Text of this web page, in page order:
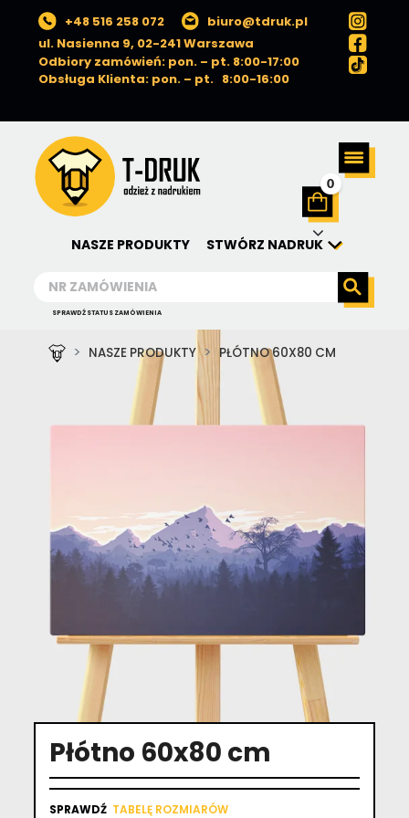
+48 516 258 072
biuro@tdruk.pl
ul. Nasienna 9, 02-241 Warszawa
Odbiory zamówień: pon. – pt. 8:00-17:00
Obsługa Klienta: pon. – pt. 8:00-16:00
0
NASZE PRODUKTY STWÓRZ NADRUK
SPRAWDŹ STATUS ZAMÓWIENIA
NASZE PRODUKTY PŁÓTNO 60X80 CM
Płótno 60x80 cm
SPRAWDŹ TABELĘ ROZMIARÓW